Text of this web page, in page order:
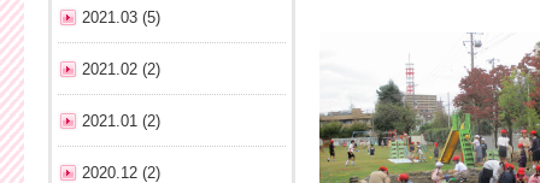
2021.03 (5)
2021.02 (2)
2021.01 (2)
2020.12 (2)